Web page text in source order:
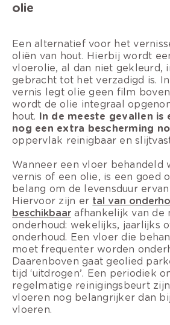
olie
Een alternatief voor het
oliën van hout. Hierbij wordt
vloerolie, al dan niet gekleurd,
gebracht tot het verzadigd is.
vernis legt olie geen film
wordt de olie integraal
hout. In de meeste gevallen is
nog een extra bescherming
oppervlak reinigbaar en
Wanneer een vloer behandeld
vernis of een olie, is een goed
belang om de levensduur
Hiervoor zijn er tal van
beschikbaar afhankelijk van de
onderhoud: wekelijks, jaarlijks
onderhoud. Een vloer die
moet frequenter worden
Daarenboven gaat geolied
tijd ‘uitdrogen’. Een periodiek
regelmatige reinigingsbeurt
vloeren nog belangrijker dan
vloeren.